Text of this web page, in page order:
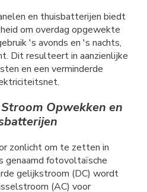
en thuisbatterijen biedt
om overdag opgewekte
's avonds en 's nachts,
Dit resulteert in aanzienlijke
en een verminderde
Opwekken en
zonlicht om te zetten in
genaamd fotovoltaïsche
gelijkstroom (DC) wordt
(AC) voor